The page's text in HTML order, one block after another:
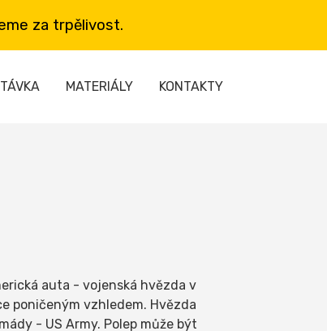
za trpělivost.
MATERIÁLY KONTAKTY
auta - vojenská hvězda v
poničeným vzhledem. Hvězda
- US Army. Polep může být